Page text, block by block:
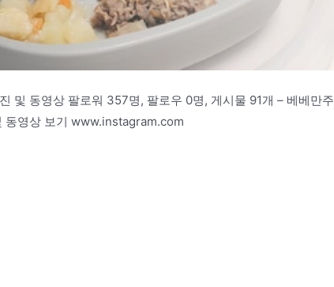
및 동영상 팔로워 357명, 팔로우 0명, 게시물 91개 – 베베만주
동영상 보기 www.instagram.com